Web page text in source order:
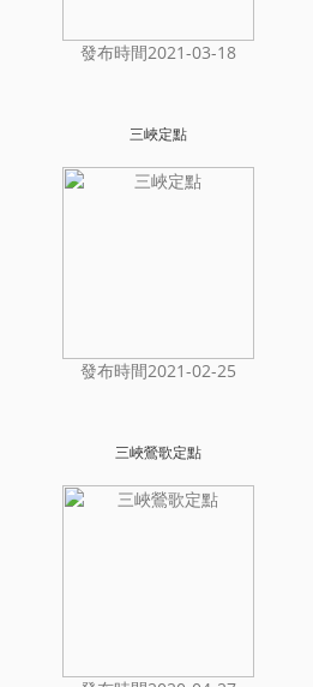
發布時間2021-03-18
三峽定點
發布時間2021-02-25
三峽鶯歌定點